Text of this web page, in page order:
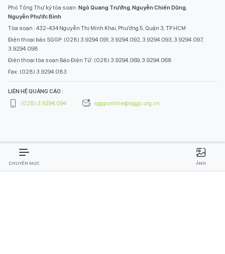
Phó Tổng Thư ký tòa soạn: Ngô Quang Trưởng Nguyễn Chiến Dũng
Nguyễn Phước Bình
Tòa soạn : 432-434 Nguyễn Thị Minh Khai, Phường 5, Quận 3, TP.HCM
Điện thoại báo SGGP: (028) 3.9294.091, 3.9294.092, 3.9294.093, 3.9294.097,
3.9294.098
Điện thoại tòa soạn Báo Điện Tử: (028) 3.9294.069, 3.9294.068
Fax: (028) 3.9294.083
LIÊN HỆ QUẢNG CÁO :
(028) 3.9294.094
sggponline@sggp.org.vn
CHUYÊN MỤC ẢNH